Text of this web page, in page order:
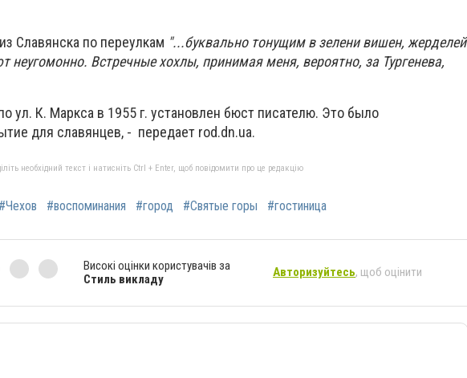
Славянска по переулкам "...буквально тонущим в зелени вишен, жерделей
неугомонно. Встречные хохлы, принимая меня, вероятно, за Тургенева,
ул. К. Маркса в 1955 г. установлен бюст писателю. Это было
для славянцев, - передает rod.dn.ua.
необхідний текст і натисніть Ctrl + Enter, щоб повідомити про це редакцію
#Чехов #воспоминания #город #Святые горы #гостиница
Високі оцінки користувачів за
Стиль викладу
Авторизуйтесь, щоб оцінити